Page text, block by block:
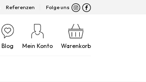
Referenzen Folge uns
Blog Mein Konto Warenkorb